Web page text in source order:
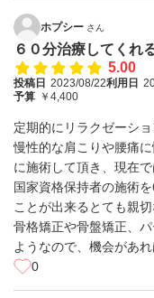
ホプシー さん
６０分治療してくれ
5.00
投稿日 2023/08/22利用日
予算 ￥4,400
定期的にリラクゼーショ
慢性的な肩こりや腰痛
に施術して頂き、現在
国家資格保持者の施術
ことが出来るとても親切
骨格矯正や骨盤矯正、
ようなので、機会があ
0